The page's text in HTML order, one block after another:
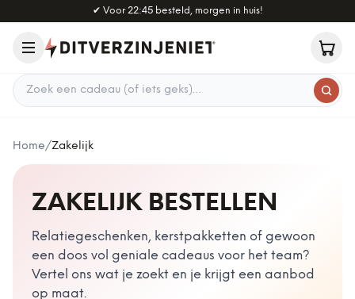
Naar hoofdinhoud
✔ Voor 22:45 besteld, morgen in huis!
Zoek een cadeau
Home/Zakelijk
ZAKELIJK BESTELLEN
Relatiegeschenken, kerstpakketten of gewoon
een doos vol geniale cadeaus voor het team?
Vertel ons wat je zoekt en je krijgt een aanbod
op maat.